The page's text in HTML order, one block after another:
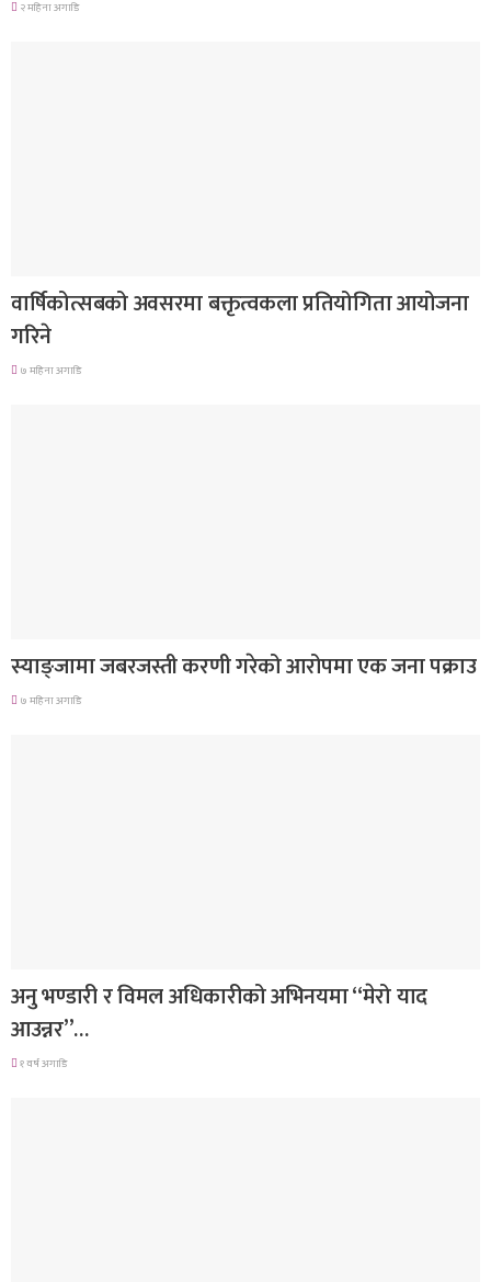
२ महिना अगाडि
वार्षिकोत्सबको अवसरमा बक्तृत्वकला प्रतियोगिता आयोजना
गरिने
७ महिना अगाडि
स्याङ्जामा जबरजस्ती करणी गरेको आरोपमा एक जना पक्राउ
७ महिना अगाडि
अनु भण्डारी र विमल अधिकारीको अभिनयमा “मेरो याद
आउन्नर”…
१ वर्ष अगाडि